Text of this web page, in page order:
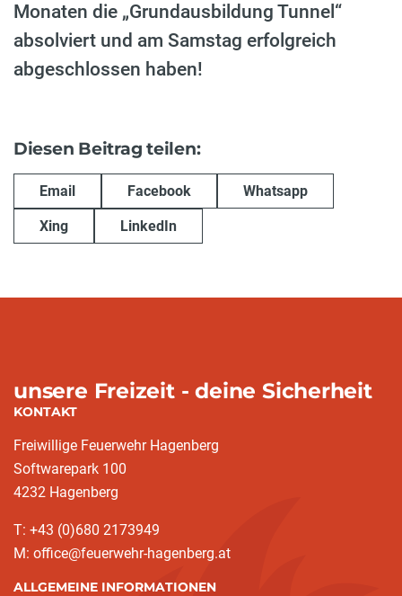
Monaten die „Grundausbildung Tunnel“
absolviert und am Samstag erfolgreich
abgeschlossen haben!
Diesen Beitrag teilen:
Email Facebook Whatsapp
Xing LinkedIn
unsere Freizeit - deine Sicherheit
KONTAKT
Freiwillige Feuerwehr Hagenberg
Softwarepark 100
4232 Hagenberg
T: +43 (0)680 2173949
M: office@feuerwehr-hagenberg.at
ALLGEMEINE INFORMATIONEN